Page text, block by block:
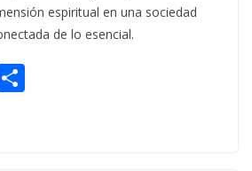
espiritual en una sociedad
de lo esencial.